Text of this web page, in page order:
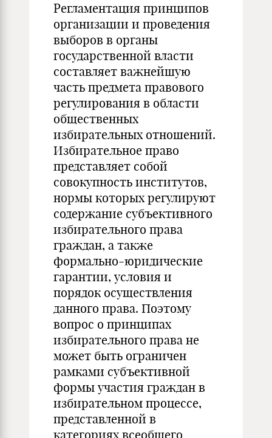
Регламентация принципов
организации и проведения
выборов в органы
государственной власти
составляет важнейшую
часть предмета правового
регулирования в области
общественных
избирательных отношений.
Избирательное право
представляет собой
совокупность институтов,
нормы которых регулируют
содержание субъективного
избирательного права
граждан, а также
формально-юридические
гарантии, условия и
порядок осуществления
данного права. Поэтому
вопрос о принципах
избирательного права не
может быть ограничен
рамками субъективной
формы участия граждан в
избирательном процессе,
представленной в
категориях всеобщего